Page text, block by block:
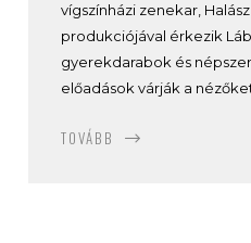
vígszínházi zenekar,
produkciójával érkezik
gyerekdarabok és
előadások várják a
TOVÁBB